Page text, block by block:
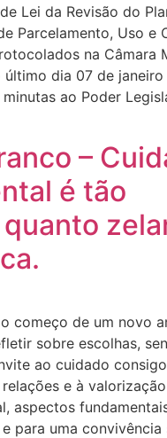
Lei da Revisão do
Parcelamento, Uso e
na Câmara
último dia 07 de
ao Poder
–
é tão
começo de um novo
sobre escolhas,
ao cuidado
e à
aspectos
para uma convivência